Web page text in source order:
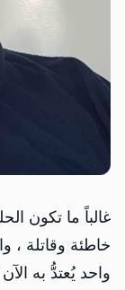
غالباً ما تكون
خاطئة وقاتلة ،
واحد يُعتدُّ به